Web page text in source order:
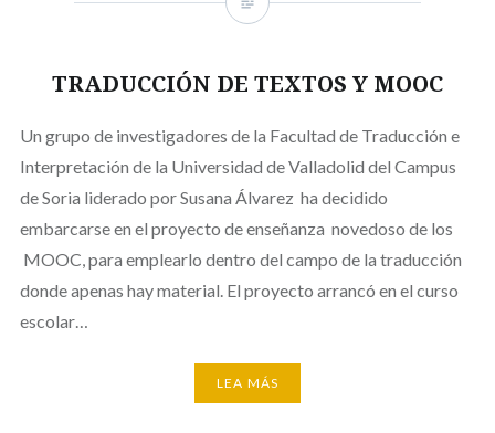
TRADUCCIÓN DE TEXTOS Y MOOC
Un grupo de investigadores de la Facultad de Traducción e
Interpretación de la Universidad de Valladolid del Campus
de Soria liderado por Susana Álvarez ha decidido
embarcarse en el proyecto de enseñanza novedoso de los
MOOC, para emplearlo dentro del campo de la traducción
donde apenas hay material. El proyecto arrancó en el curso
escolar…
LEA MÁS